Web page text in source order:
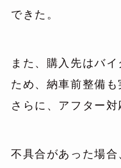
できた。
また、購入先はバ
ため、納車前整備も
さらに、アフター対
不具合があった場